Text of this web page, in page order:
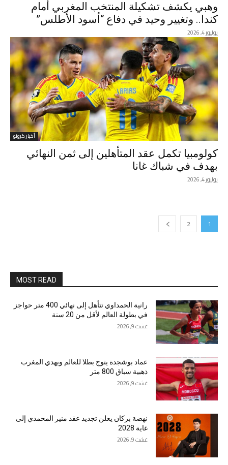
وهبي يكشف تشكيلة المنتخب المغربي أمام
كندا.. وتغيير وحيد في دفاع “أسود الأطلس”
يوليوز 4, 2026
أخبار كرونو
كولومبيا تكمل عقد المتأهلين إلى ثمن النهائي
بهدف في شباك غانا
يوليوز 4, 2026
1
2
MOST READ
رانية الحمداوي تتأهل إلى نهائي 400 متر حواجز
في بطولة العالم لأقل من 20 سنة
غشت 9, 2026
عماد بوشجدة يتوج بطلا للعالم ويهدي المغرب
ذهبية سباق 800 متر
غشت 9, 2026
نهضة بركان يعلن تجديد عقد منير المحمدي إلى
غاية 2028
غشت 9, 2026